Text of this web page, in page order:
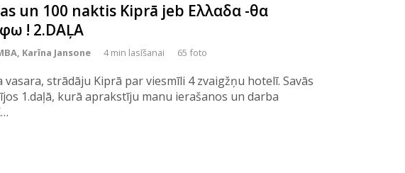
un 100 naktis Kiprā jeb Ελλαδα -θα
! 2.DAĻA
Karīna Jansone 4 min lasīšanai 65 foto
vasara, strādāju Kiprā par viesmīli 4 zvaigžņu hotelī. Savās
1.daļā, kurā aprakstīju manu ierašanos un darba